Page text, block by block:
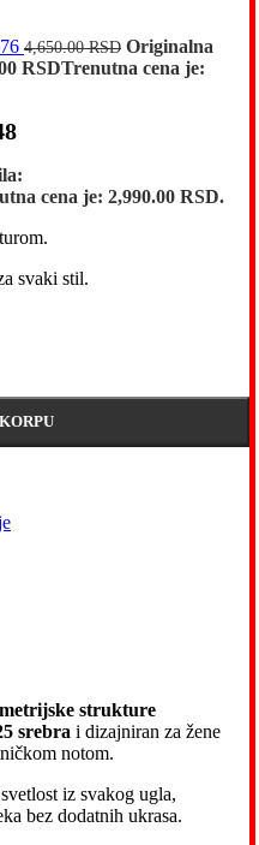
4,650.00RSD Originalna
RSDTrenutna cena je:
cena je: 2,990.00 RSD.
svaki stil.
strukture
srebra i dizajniran za žene
notom.
iz svakog ugla,
bez dodatnih ukrasa.